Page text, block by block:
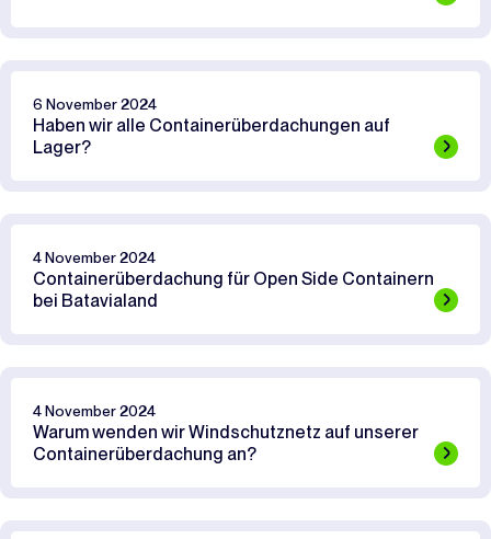
6 November 2024
Haben wir alle Containerüberdachungen auf
Lager?
4 November 2024
Containerüberdachung für Open Side Containern
bei Batavialand
4 November 2024
Warum wenden wir Windschutznetz auf unserer
Containerüberdachung an?